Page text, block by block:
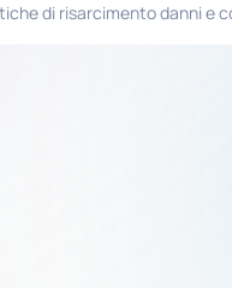
di risarcimento danni e